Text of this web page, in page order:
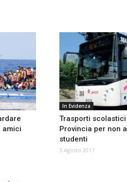
amici
In Evidenza
Trasporti
Provincia per non
studenti
3 Agosto 2017